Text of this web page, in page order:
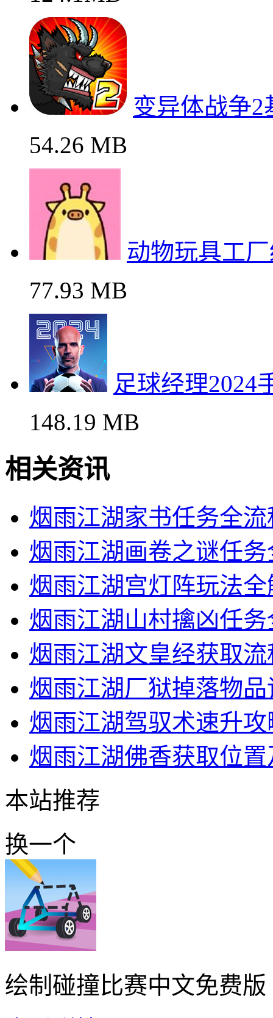
变异体战争
54.26 MB
动物玩具工
77.93 MB
足球经理2024
148.19 MB
相关资讯
烟雨江湖家书任务全
烟雨江湖画卷之谜任
烟雨江湖宫灯阵玩法全
烟雨江湖山村擒凶任
烟雨江湖文皇经获取
烟雨江湖厂狱掉落物品
烟雨江湖驾驭术速升
烟雨江湖佛香获取位
本站推荐
换一个
绘制碰撞比赛中文免费版